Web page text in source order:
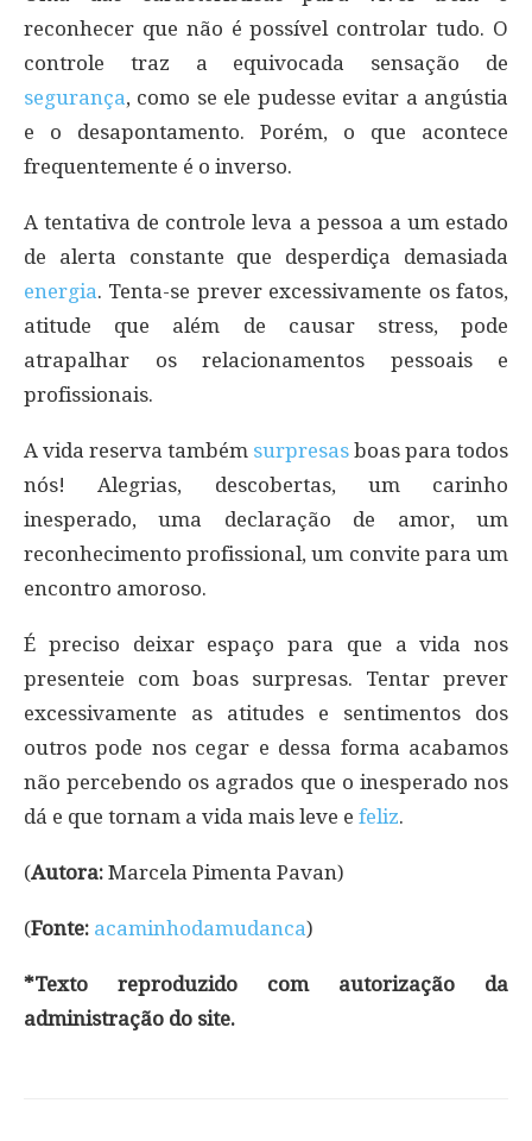
reconhecer que não é possível controlar tudo. O
controle traz a equivocada sensação de
segurança, como se ele pudesse evitar a angústia
e o desapontamento. Porém, o que acontece
frequentemente é o inverso.
A tentativa de controle leva a pessoa a um estado
de alerta constante que desperdiça demasiada
energia. Tenta-se prever excessivamente os fatos,
atitude que além de causar stress, pode
atrapalhar os relacionamentos pessoais e
profissionais.
A vida reserva também surpresas boas para todos
nós! Alegrias, descobertas, um carinho
inesperado, uma declaração de amor, um
reconhecimento profissional, um convite para um
encontro amoroso.
É preciso deixar espaço para que a vida nos
presenteie com boas surpresas. Tentar prever
excessivamente as atitudes e sentimentos dos
outros pode nos cegar e dessa forma acabamos
não percebendo os agrados que o inesperado nos
dá e que tornam a vida mais leve e feliz.
(Autora: Marcela Pimenta Pavan)
(Fonte: acaminhodamudanca)
*Texto reproduzido com autorização da
administração do site.